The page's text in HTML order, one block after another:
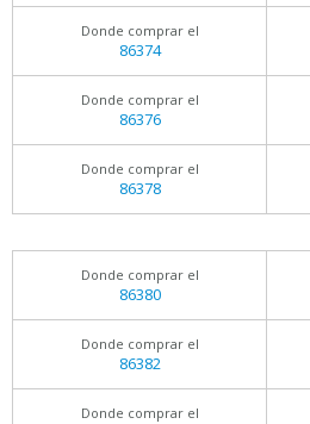
Donde comprar el
86374
Donde comprar el
86376
Donde comprar el
86378
Donde comprar el
86380
Donde comprar el
86382
Donde comprar el